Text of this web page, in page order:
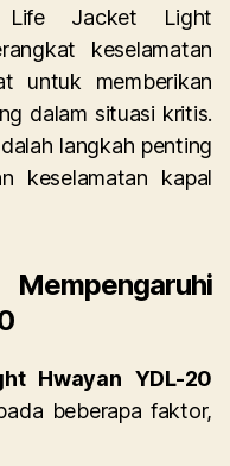
Life Jacket Light
keselamatan
untuk memberikan
dalam situasi kritis.
langkah penting
keselamatan kapal
Hwayan YDL-20
beberapa faktor,